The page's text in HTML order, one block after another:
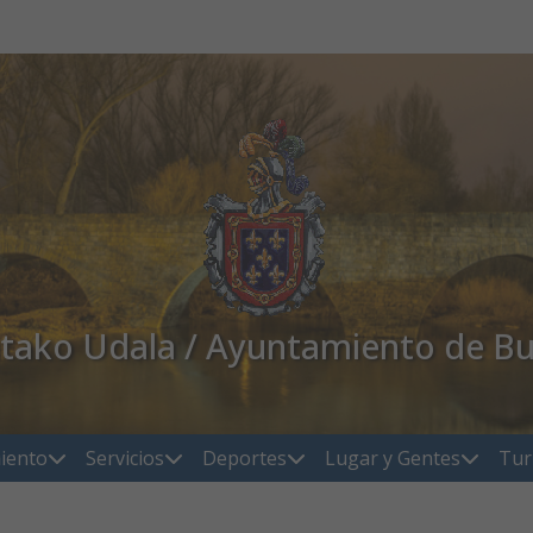
Udala / Ayuntamiento de
Servicios Deportes Lugar y Gentes